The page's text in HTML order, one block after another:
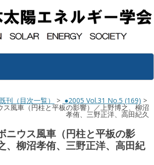
既刊（目次一覧） > ●2005 Vol.31 No.5 (169) >
ス風車（円柱と平板の影響）／上野博之、柳沼
孝侑、三野正洋、高田紀久
ニウス風車（円柱と平板の影
、柳沼孝侑、三野正洋、高田紀